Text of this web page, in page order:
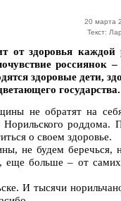
20 марта
Текст:
от здоровья каждой
россиянок –
здоровые дети,
государства.
не обратят на
роддома.
о своем здоровье.
не будем беречься,
еще больше – от
И тысячи